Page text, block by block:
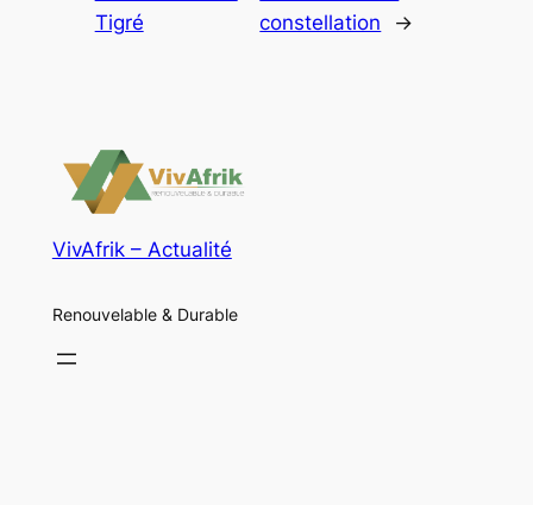
Tigré
constellation
→
VivAfrik – Actualité
Renouvelable & Durable